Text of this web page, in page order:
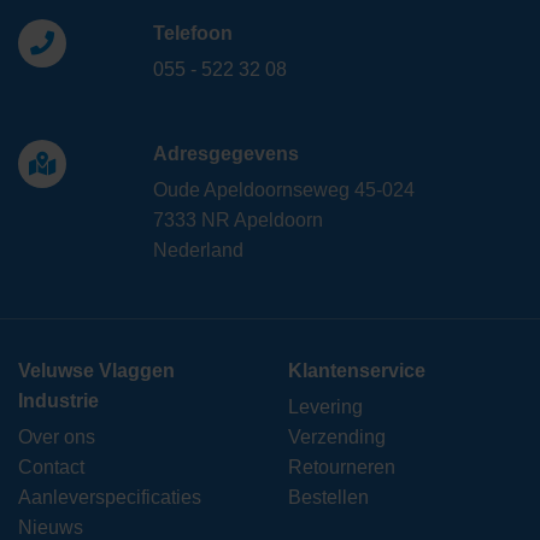
Telefoon
055 - 522 32 08
Adresgegevens
Oude Apeldoornseweg 45-024
7333 NR Apeldoorn
Nederland
Veluwse Vlaggen
Industrie
Over ons
Contact
Aanleverspecificaties
Nieuws
Klantenservice
Levering
Verzending
Retourneren
Bestellen